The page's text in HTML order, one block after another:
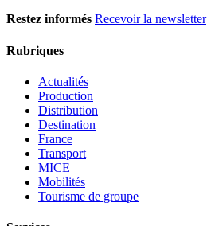
Restez informés Recevoir la newsletter
Rubriques
Actualités
Production
Distribution
Destination
France
Transport
MICE
Mobilités
Tourisme de groupe